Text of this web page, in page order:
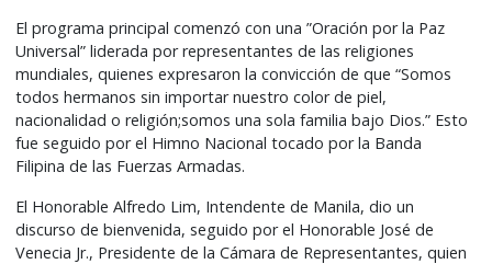
El programa principal comenzó con una ”Oración por la Paz
Universal” liderada por representantes de las religiones
mundiales, quienes expresaron la convicción de que “Somos
todos hermanos sin importar nuestro color de piel,
nacionalidad o religión;somos una sola familia bajo Dios.” Esto
fue seguido por el Himno Nacional tocado por la Banda
Filipina de las Fuerzas Armadas.
El Honorable Alfredo Lim, Intendente de Manila, dio un
discurso de bienvenida, seguido por el Honorable José de
Venecia Jr., Presidente de la Cámara de Representantes, quien